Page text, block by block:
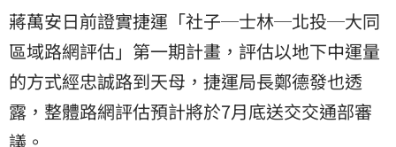
蔣萬安日前證實捷運「社子─士林─北投─大同
區域路網評估」第一期計畫，評估以地下中運量
的方式經忠誠路到天母，捷運局長鄭德發也透
露，整體路網評估預計將於7月底送交交通部審
議。